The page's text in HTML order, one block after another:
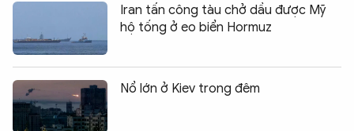
Iran tấn công tàu chở dầu được Mỹ
hộ tống ở eo biển Hormuz
Nổ lớn ở Kiev trong đêm